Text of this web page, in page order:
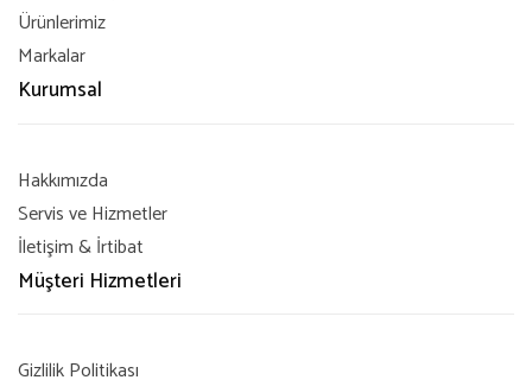
Ürünlerimiz
Markalar
Kurumsal
Hakkımızda
Servis ve Hizmetler
İletişim & İrtibat
Müşteri Hizmetleri
Gizlilik Politikası